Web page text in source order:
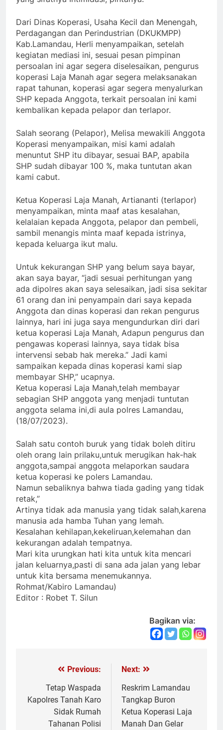
Dari Dinas Koperasi, Usaha Kecil dan Menengah,
Perdagangan dan Perindustrian (DKUKMPP)
Kab.Lamandau, Herli menyampaikan, setelah
kegiatan mediasi ini, sesuai pesan pimpinan
persoalan ini agar segera diselesaikan, pengurus
koperasi Laja Manah agar segera melaksanakan
rapat tahunan, koperasi agar segera menyalurkan
SHP kepada Anggota, terkait persoalan ini kami
kembalikan kepada pelapor dan terlapor.
Salah seorang (Pelapor), Melisa mewakili Anggota
Koperasi menyampaikan, misi kami adalah
menuntut SHP itu dibayar, sesuai BAP, apabila
SHP sudah dibayar 100 %, maka tuntutan akan
kami cabut.
Ketua Koperasi Laja Manah, Artiananti (terlapor)
menyampaikan, minta maaf atas kesalahan,
kelalaian kepada Anggota, pelapor dan pembeli,
sambil menangis minta maaf kepada istrinya,
kepada keluarga ikut malu.
Untuk kekurangan SHP yang belum saya bayar,
akan saya bayar, “jadi sesuai perhitungan yang
ada dipolres akan saya selesaikan, jadi sisa sekitar
61 orang dan ini penyampain dari saya kepada
Anggota dan dinas koperasi dan rekan pengurus
lainnya, hari ini juga saya mengundurkan diri dari
ketua koperasi Laja Manah, Adapun pengurus dan
pengawas koperasi lainnya, saya tidak bisa
intervensi sebab hak mereka.” Jadi kami
sampaikan kepada dinas koperasi kami siap
membayar SHP,” ucapnya.
Ketua koperasi Laja Manah,telah membayar
sebagian SHP anggota yang menjadi tuntutan
anggota selama ini,di aula polres Lamandau,
(18/07/2023).
Salah satu contoh buruk yang tidak boleh ditiru
oleh orang lain prilaku,untuk merugikan hak-hak
anggota,sampai anggota melaporkan saudara
ketua koperasi ke polers Lamandau.
Namun sebaliknya bahwa tiada gading yang tidak
retak,”
Artinya tidak ada manusia yang tidak salah,karena
manusia ada hamba Tuhan yang lemah.
Kesalahan kehilapan,kekeliruan,kelemahan dan
kekurangan adalah tempatnya.
Mari kita urungkan hati kita untuk kita mencari
jalan keluarnya,pasti di sana ada jalan yang lebar
untuk kita bersama menemukannya.
Rohmat/Kabiro Lamandau)
Editor : Robet T. Silun
Bagikan via:
NavigasiPrevious:
Tetap Waspada
Kapolres Tanah Karo
Sidak Rumah
Tahanan Polisi
Next:
Reskrim Lamandau
Tangkap Buron
Ketua Koperasi Laja
Manah Dan Gelar